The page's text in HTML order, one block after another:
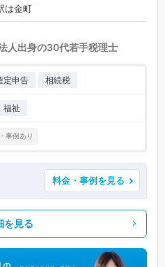
は金町
人出身の30代若手税理士
定申告 相続税
福祉
事例あり
料金・事例を見る
を見る